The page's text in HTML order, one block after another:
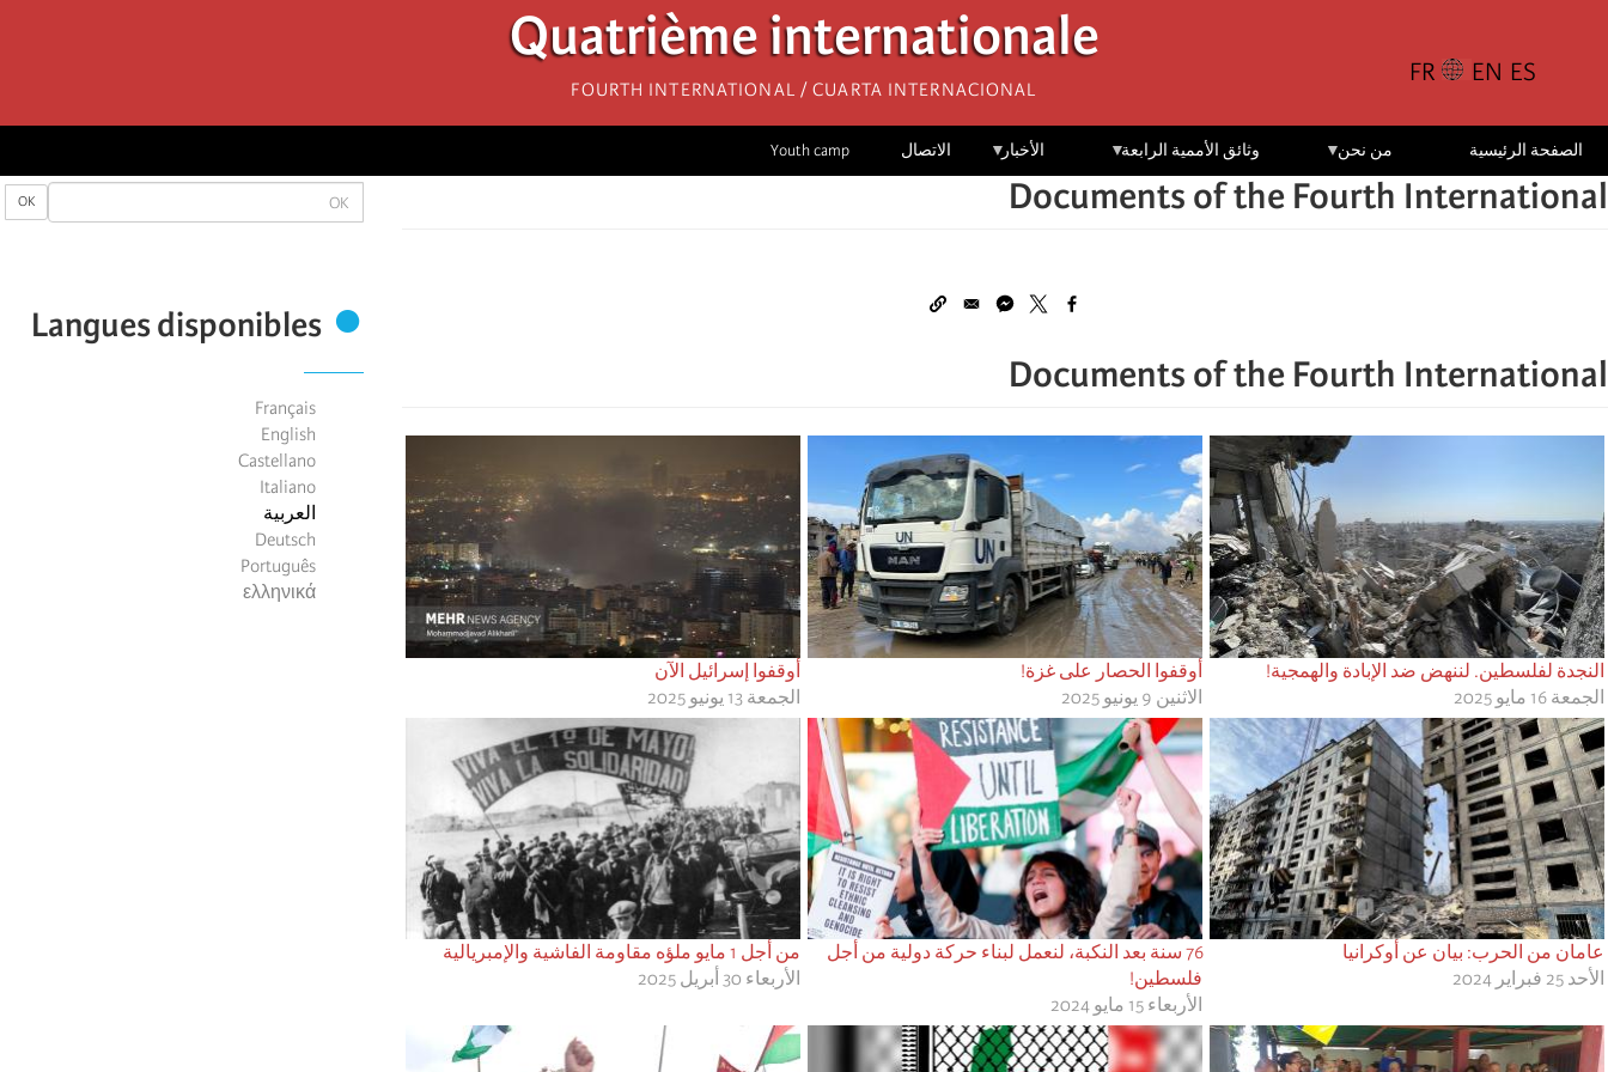
Quatrième internationale
Fourth International / Cuarta Internacional
الصفحة الرئيسية من نحن وثائق الأممية الرابعة الأخبار الاتصال Youth camp
OK
OK
Langues disponibles
Français
English
Castellano
Italiano
العربية
Deutsch
Português
ελληνικά
Documents of the Fourth International
Documents of the Fourth International
أوقفوا إسرائيل الآن
الجمعة 13 يونيو 2025
أوقفوا الحصار على غزة!
الاثنين 9 يونيو 2025
النجدة لفلسطين. لننهض ضد الإبادة والهمجية!
الجمعة 16 مايو 2025
من أجل 1 مايو ملؤه مقاومة الفاشية والإمبريالية
الأربعاء 30 أبريل 2025
76 سنة بعد النكبة، لنعمل لبناء حركة دولية من أجل
فلسطين!
الأربعاء 15 مايو 2024
عامان من الحرب: بيان عن أوكرانيا
الأحد 25 فبراير 2024